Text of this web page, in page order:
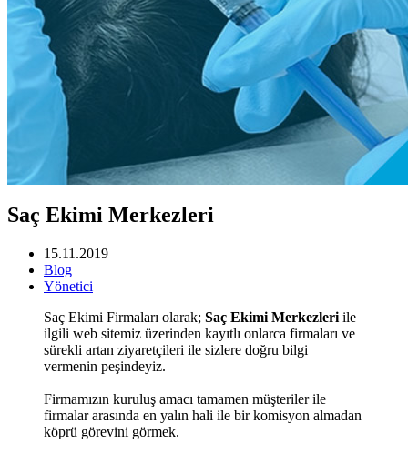
Saç Ekimi Merkezleri
15.11.2019
Blog
Yönetici
Saç Ekimi Firmaları olarak; Saç Ekimi Merkezleri ile
ilgili web sitemiz üzerinden kayıtlı onlarca firmaları ve
sürekli artan ziyaretçileri ile sizlere doğru bilgi
vermenin peşindeyiz.
Firmamızın kuruluş amacı tamamen müşteriler ile
firmalar arasında en yalın hali ile bir komisyon almadan
köprü görevini görmek.